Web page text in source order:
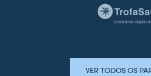
VER TODOS OS